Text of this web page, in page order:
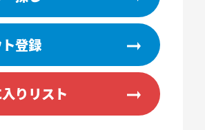
登録
りリスト